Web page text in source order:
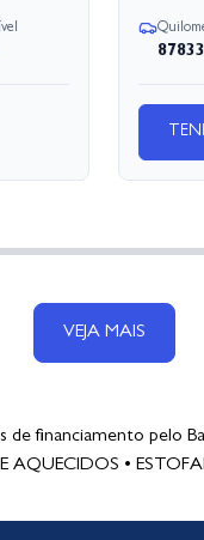
VEJA MAIS
financiamento
AQUECIDOS •